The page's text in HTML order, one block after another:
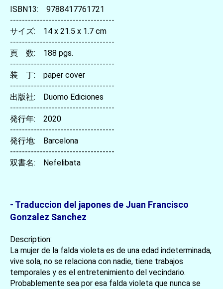
ISBN13: 9788417761721
-----------------------------------
サイズ: 14 x 21.5 x 1.7 cm
-----------------------------------
頁 数: 188 pgs.
-----------------------------------
装 丁: paper cover
-----------------------------------
出版社: Duomo Ediciones
-----------------------------------
発行年: 2020
-----------------------------------
発行地: Barcelona
-----------------------------------
双書名: Nefelibata
- Traduccion del japones de Juan Francisco
Gonzalez Sanchez
Description:
La mujer de la falda violeta es de una edad indeterminada,
vive sola, no se relaciona con nadie, tiene trabajos
temporales y es el entretenimiento del vecindario.
Probablemente sea por esa falda violeta que nunca se